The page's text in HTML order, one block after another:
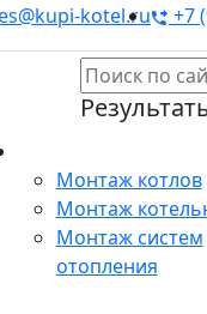
kotel.ru +7
Монтаж котлов
Монтаж
Монтаж систем
отопления